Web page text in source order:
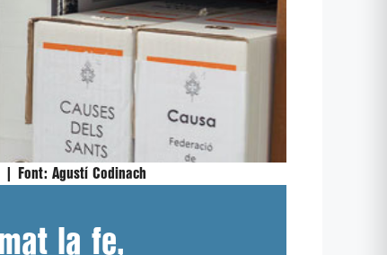
| Font: Agustí Codinach
la fe,